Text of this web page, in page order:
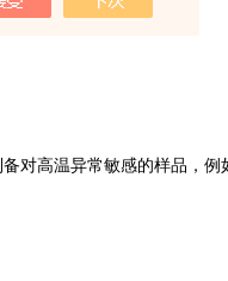
对高温异常敏感的样品，